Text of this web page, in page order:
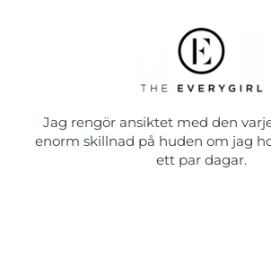
Jag rengör ansiktet med den
enorm skillnad på huden om jag
ett par dagar.